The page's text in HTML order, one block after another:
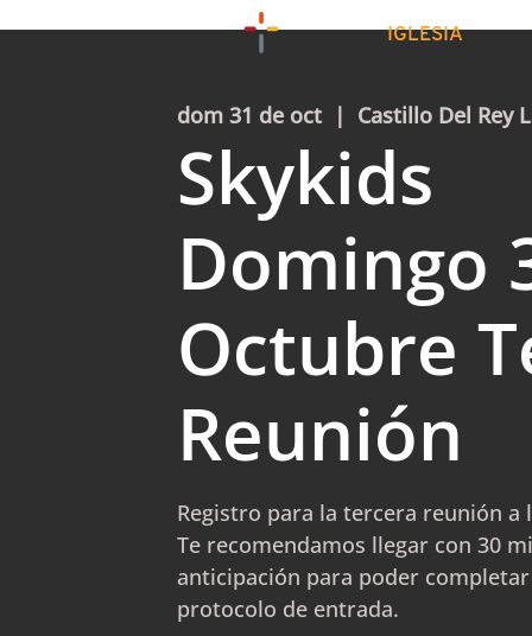
IGLESIA
dom 31 de oct
  |
Castillo Del Rey
Skykids
Domingo
Octubre
Reunión
Registro para la tercera reunión a
Te recomendamos llegar con 30
anticipación para poder
protocolo de entrada.